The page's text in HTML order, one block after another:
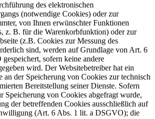
des elektronischen
(notwendige Cookies) oder zur
von Ihnen erwünschter Funktionen
z. B. für die Warenkorbfunktion) oder zur
(z.B. Cookies zur Messung des
sind, werden auf Grundlage von Art. 6
sofern keine andere
wird. Der Websitebetreiber hat ein
an der Speicherung von Cookies zur technisch
Bereitstellung seiner Dienste. Sofern
Speicherung von Cookies abgefragt wurde,
der betreffenden Cookies ausschließlich auf
(Art. 6 Abs. 1 lit. a DSGVO); die